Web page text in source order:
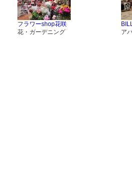
フラワーshop花咲
花・ガーデニング
ア